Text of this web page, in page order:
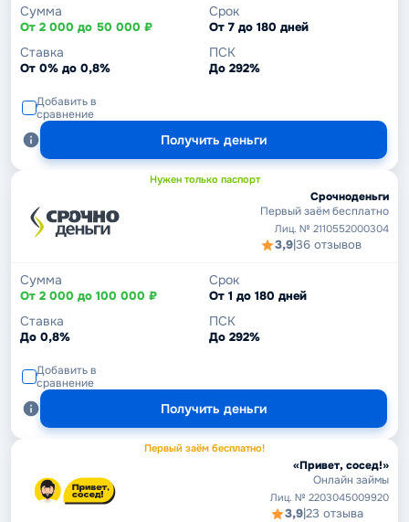
Сумма
От 2 000 до 50 000 ₽
Срок
От 7 до 180 дней
Ставка
От 0% до 0,8%
ПСК
До 292%
Добавить в
сравнение
Получить деньги
Нужен только паспорт
Срочноденьги
Первый заём бесплатно
Лиц. № 2110552000304
3,9|36 отзывов
Сумма
От 2 000 до 100 000 ₽
Срок
От 1 до 180 дней
Ставка
До 0,8%
ПСК
До 292%
Добавить в
сравнение
Получить деньги
Первый заём бесплатно!
«Привет, сосед!»
Онлайн займы
Лиц. № 2203045009920
3,9|23 отзыва